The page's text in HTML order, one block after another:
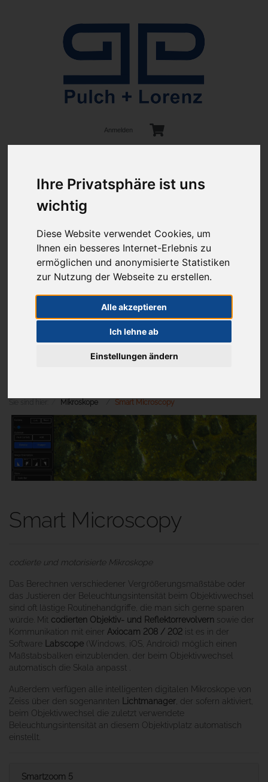
Ihre Privatsphäre ist uns
wichtig
Diese Website verwendet Cookies, um
Ihnen ein besseres Internet-Erlebnis zu
ermöglichen und anonymisierte Statistiken
zur Nutzung der Webseite zu erstellen.
Alle akzeptieren
Ich lehne ab
Einstellungen ändern
Anmelden
ab 100€ versandkostenfrei
(innerhalb Deutschlands)
Sie haben Fragen?
07641-9360300
Menü
Sie sind hier: Mikroskope Smart Microscopy
Smart Microscopy
codierte und motorisierte Mikroskope
Das Berechnen verschiedener Vergrößerungsmaßstäbe oder
das Justieren der Beleuchtungsintensität beim Objektivwechsel
sind oft lästige Routinehandgriffe, die man sich gerne sparen
würde. Mit codierten Objektiv- und Reflektorrevolvern sowie der
Kommunikation mit einer Axiocam 208 / 202 ist es in der
Software
Labscope (Windows, iOS, Android) möglich einen
Maßstabsbalken einzublenden, der beim Objektivwechsel
automatisch die Skala anpasst .
Außerdem verfügen alle intelligenten digitalen Mikroskope von
Zeiss über den sogenannten
Lichtmanager , der sofern aktiviert,
beim Objektivwechsel die zuletzt verwendete
Beleuchtungsintensität an diesem Objektivplatz automatisch
einstellt.
Smartzoom 5